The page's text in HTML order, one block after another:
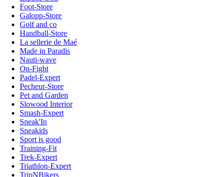
Foot-Store
Galopp-Store
Golf and co
Handball-Store
La sellerie de Maé
Made in Paradis
Nauti-wave
On-Fight
Padel-Expert
Pecheur-Store
Pet and Garden
Slowood Interior
Smash-Expert
Sneak'In
Sneakids
Sport is good
Training-Fit
Trek-Expert
Triathlon-Expert
TripNBikers